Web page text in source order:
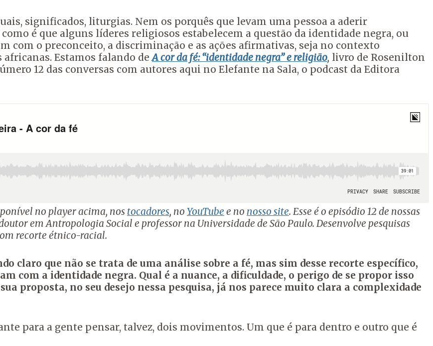
significados, liturgias. Nem os porquês que levam uma pessoa a aderir
é que alguns líderes religiosos estabelecem a questão da identidade negra, ou
com o preconceito, a discriminação e as ações afirmativas, seja no contexto
africanas. Estamos falando deA cor da fé: “identidade negra” e religião, livro de Rosenilton
12 das conversas com autores aqui no Elefante na Sala, o podcast da Editora
no player acima, nos tocadores, no YouTube e no nosso site. Esse é o episódio 12 de nossas
em Antropologia Social e professor na Universidade de São Paulo. Desenvolve pesquisas
recorte étnico-racial.
claro que não se trata de uma análise sobre a fé, mas sim desse recorte específico,
com a identidade negra. Qual é a nuance, a dificuldade, o perigo de se propor isso
proposta, no seu desejo nessa pesquisa, já nos parece muito clara a complexidade
para a gente pensar, talvez, dois movimentos. Um que é para dentro e outro que é